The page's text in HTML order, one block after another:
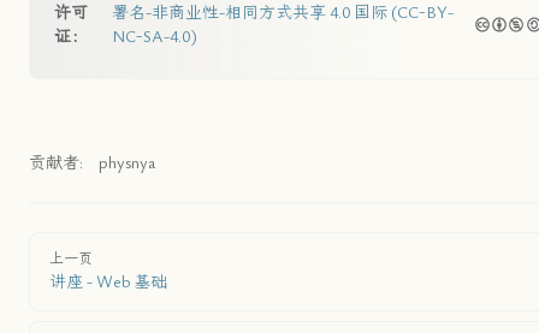
许可
证：
署名-非商业性-相同方式共享 4.0 国际 (CC-BY-
NC-SA-4.0)
贡献者: physnya
上一页
讲座 - Web 基础